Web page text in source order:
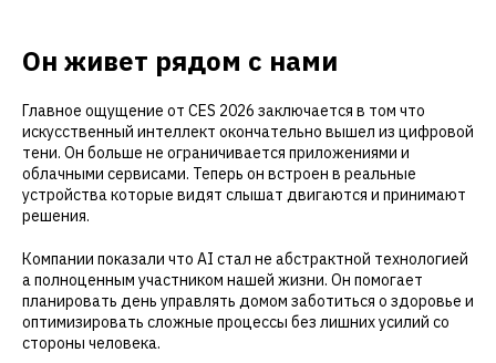
Он живет рядом с нами
Главное ощущение от CES 2026 заключается в том что
искусственный интеллект окончательно вышел из цифровой
тени. Он больше не ограничивается приложениями и
облачными сервисами. Теперь он встроен в реальные
устройства которые видят слышат двигаются и принимают
решения.
Компании показали что AI стал не абстрактной технологией
а полноценным участником нашей жизни. Он помогает
планировать день управлять домом заботиться о здоровье и
оптимизировать сложные процессы без лишних усилий со
стороны человека.